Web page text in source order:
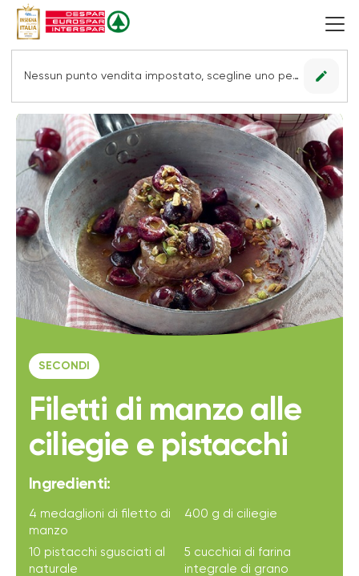
Nessun punto vendita impostato, scegline uno per vedere le offerte. edit
SECONDI
Filetti di manzo alle
ciliegie e pistacchi
Ingredienti:
4 medaglioni di filetto di
manzo
400 g di ciliegie
10 pistacchi sgusciati al
naturale
5 cucchiai di farina
integrale di grano